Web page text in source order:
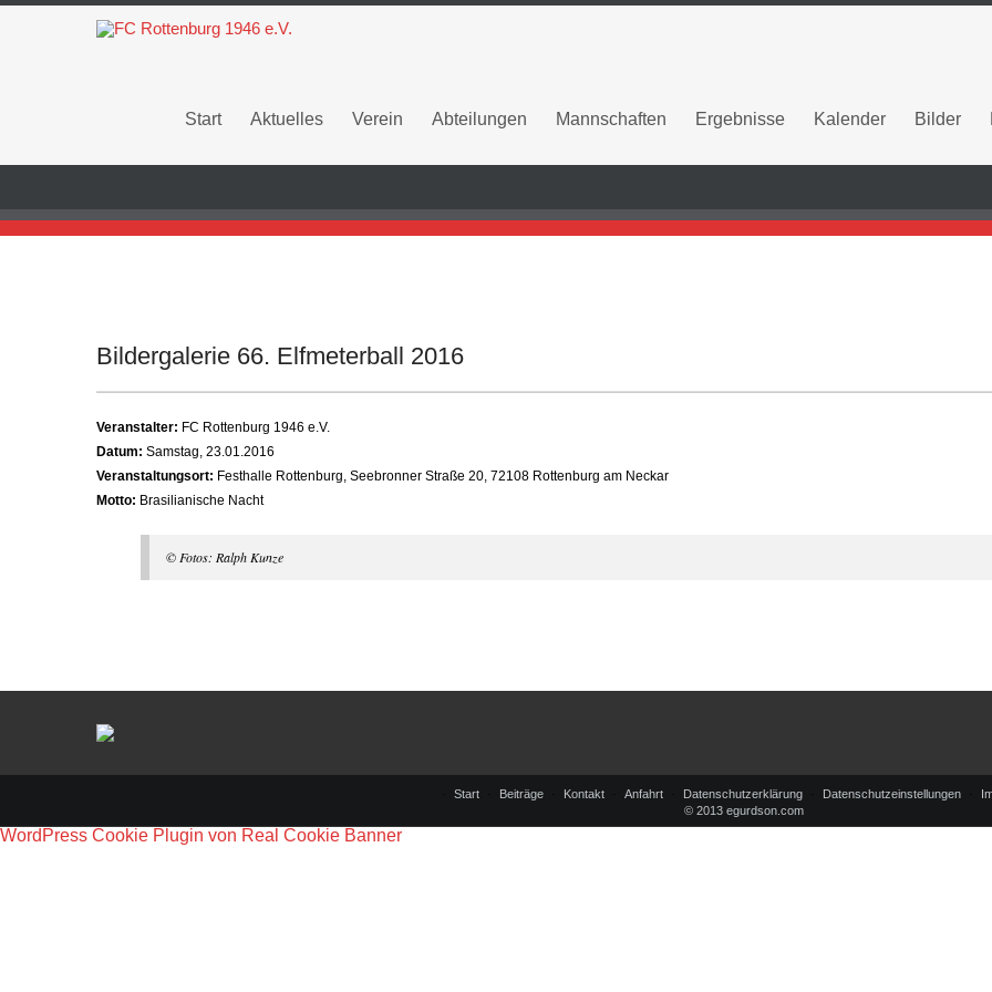
Start Aktuelles Verein Abteilungen Mannschaften Ergebnisse Kalender Bilder
Bildergalerie 66. Elfmeterball 2016
Veranstalter: FC Rottenburg 1946 e.V.
Datum: Samstag, 23.01.2016
Veranstaltungsort: Festhalle Rottenburg, Seebronner Straße 20, 72108 Rottenburg am Neckar
Motto: Brasilianische Nacht
© Fotos: Ralph Kunze
Start Beiträge Kontakt Anfahrt Datenschutzerklärung Datenschutzeinstellungen
© 2013 egurdson.com
WordPress Cookie Plugin von Real Cookie Banner